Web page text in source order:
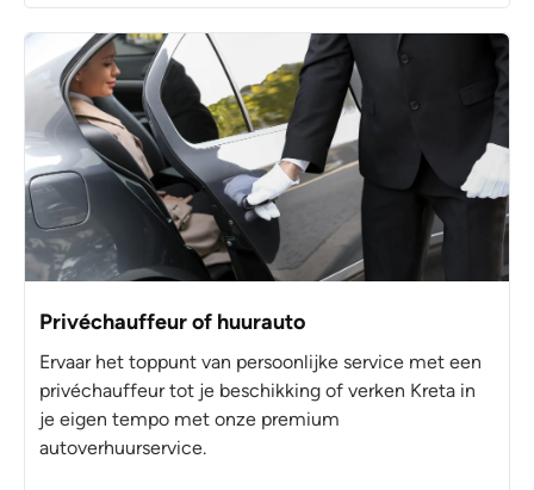
Privéchauffeur of huurauto
Ervaar het toppunt van persoonlijke service met een
privéchauffeur tot je beschikking of verken Kreta in
je eigen tempo met onze premium
autoverhuurservice.